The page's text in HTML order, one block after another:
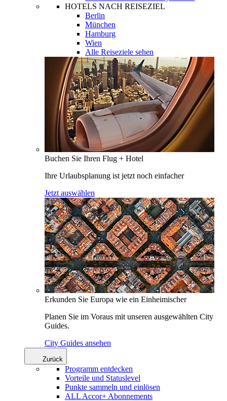
HOTELS NACH REISEZIEL
Berlin
München
Hamburg
Wien
Alle Reiseziele sehen
Buchen Sie Ihren Flug + Hotel
Ihre Urlaubsplanung ist jetzt noch einfacher
Jetzt auswählen
Erkunden Sie Europa wie ein Einheimischer
Planen Sie im Voraus mit unseren ausgewählten City
Guides.
City Guides ansehen
Zurück
Programm entdecken
Vorteile und Statuslevel
Punkte sammeln und einlösen
ALL Accor+ Abonnements